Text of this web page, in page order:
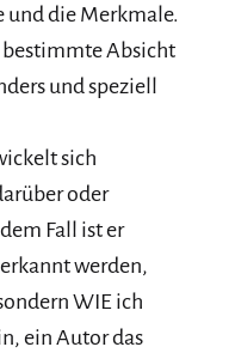
und die Merkmale.
Absicht
und speziell
sich
oder
Fall ist er
werden,
WIE ich
ein Autor das